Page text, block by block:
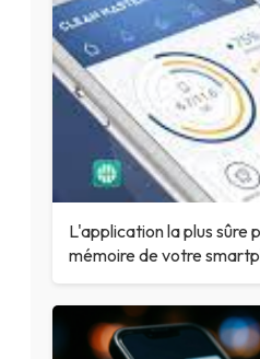
L'application la plus sûre
mémoire de votre